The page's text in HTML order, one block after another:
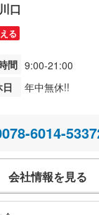
口
る
間 9:00-21:00
年中無休!!
6014-
会社情報を見る